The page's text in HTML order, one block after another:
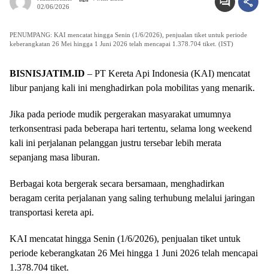
02/06/2026
PENUMPANG: KAI mencatat hingga Senin (1/6/2026), penjualan tiket untuk periode
keberangkatan 26 Mei hingga 1 Juni 2026 telah mencapai 1.378.704 tiket. (IST)
BISNISJATIM.ID – PT Kereta Api Indonesia (KAI) mencatat
libur panjang kali ini menghadirkan pola mobilitas yang menarik.
Jika pada periode mudik pergerakan masyarakat umumnya
terkonsentrasi pada beberapa hari tertentu, selama long weekend
kali ini perjalanan pelanggan justru tersebar lebih merata
sepanjang masa liburan.
Berbagai kota bergerak secara bersamaan, menghadirkan
beragam cerita perjalanan yang saling terhubung melalui jaringan
transportasi kereta api.
KAI mencatat hingga Senin (1/6/2026), penjualan tiket untuk
periode keberangkatan 26 Mei hingga 1 Juni 2026 telah mencapai
1.378.704 tiket.